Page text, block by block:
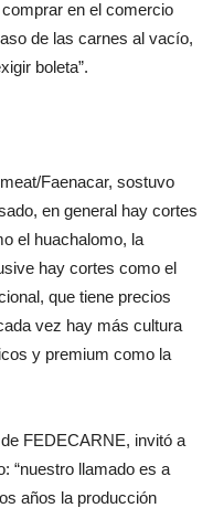
en el comercio
de las carnes al vacío,
boleta”.
Faenacar, sostuvo
en general hay cortes
el huachalomo, la
hay cortes como el
que tiene precios
vez hay más cultura
y premium como la
FEDECARNE, invitó a
“nuestro llamado es a
años la producción